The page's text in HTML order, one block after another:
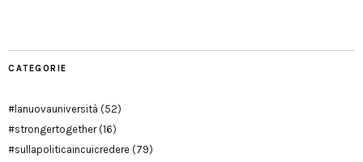
CATEGORIE
#lanuovauniversità (52)
#strongertogether(16)
#sullapoliticaincuicredere (79)